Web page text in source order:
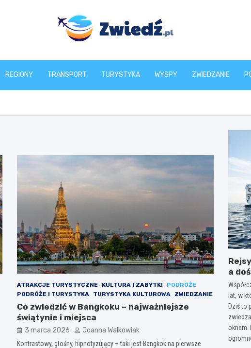
zwiedz.pl
REGIONY TRANSPORT TURYSTYKA WYSPY ZWIEDZANIE
ATRAKCJE TURYSTYCZNE KULTURA I ZABYTKI
PODRÓŻE
PODRÓŻE I TURYSTYKA
TURYSTYKA KULTUROWA ZWIEDZANIE
Co zwiedzić w Bangkoku – najważniejsze
świątynie i miejsca
3 marca 2026 Joanna Walkowiak
Kontrastowy, głośny, hipnotyzujący – taki jest Bangkok na pierwsze
a
lat, w
Dziś to
oknem.